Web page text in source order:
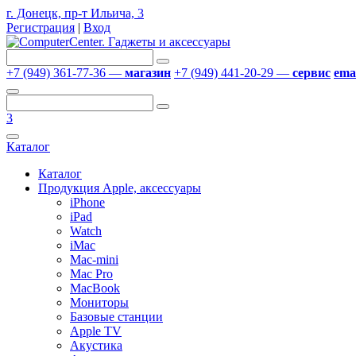
г. Донецк, пр-т Ильича, 3
Регистрация | Вход
+7 (949) 361-77-36 — магазин +7 (949) 441-20-29 — сервис
3
Каталог
Каталог
Продукция Apple, аксессуары
iPhone
iPad
Watch
iMac
Mac-mini
Mac Pro
MacBook
Мониторы
Базовые станции
Apple TV
Акустика